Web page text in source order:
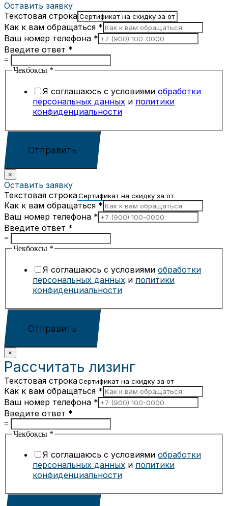
Оставить заявку
Текстовая строка
Как к вам обращаться *
Ваш номер телефона *
Введите ответ *
=
Чекбоксы *
Я соглашаюсь с условиями обработки
персональных данных и политики
конфиденциальности
Отправить
×
Оставить заявку
Текстовая строка
Как к вам обращаться *
Ваш номер телефона *
Введите ответ *
=
Чекбоксы *
Я соглашаюсь с условиями обработки
персональных данных и политики
конфиденциальности
Отправить
×
Рассчитать лизинг
Текстовая строка
Как к вам обращаться *
Ваш номер телефона *
Введите ответ *
=
Чекбоксы *
Я соглашаюсь с условиями обработки
персональных данных и политики
конфиденциальности